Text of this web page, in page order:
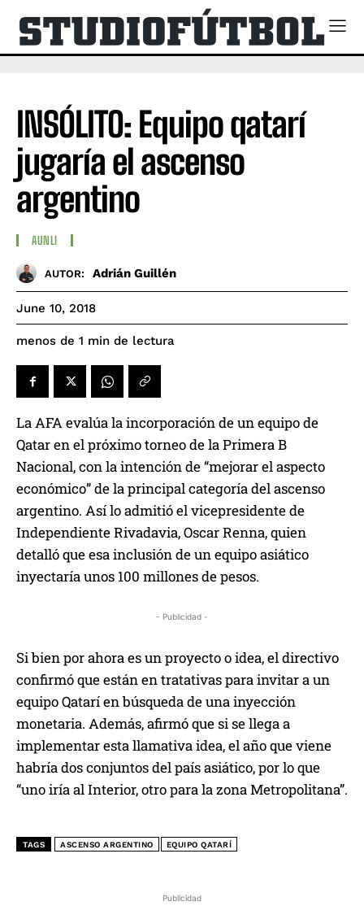
Publicidad
INSÓLITO: Equipo qatarí
jugaría el ascenso
argentino
AUNLI
AUTOR: Adrián Guillén
June 10, 2018
menos de 1 min de lectura
La AFA evalúa la incorporación de un equipo de
Qatar en el próximo torneo de la Primera B
Nacional, con la intención de “mejorar el aspecto
económico” de la principal categoría del ascenso
argentino. Así lo admitió el vicepresidente de
Independiente Rivadavia, Oscar Renna, quien
detalló que esa inclusión de un equipo asiático
inyectaría unos 100 millones de pesos.
- Publicidad -
Si bien por ahora es un proyecto o idea, el directivo
confirmó que están en tratativas para invitar a un
equipo Qatarí en búsqueda de una inyección
monetaria. Además, afirmó que si se llega a
implementar esta llamativa idea, el año que viene
habría dos conjuntos del país asiático, por lo que
“uno iría al Interior, otro para la zona Metropolitana”.
TAGS ASCENSO ARGENTINO EQUIPO QATARÍ